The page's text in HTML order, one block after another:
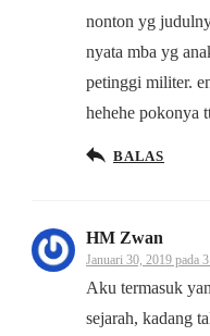
nonton yg
nyata mba yg
petinggi militer.
hehehe pokonya
BALAS
HM Zwan
Januari 30, 2019 pada
Aku termasuk
sejarah, kadang